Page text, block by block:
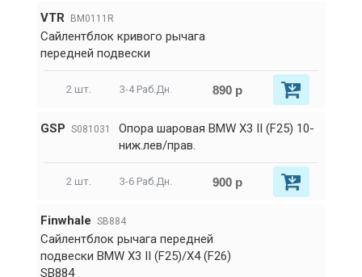
VTR BM0111R
Сайлентблок кривого рычага
передней подвески
2 шт. 3-4 Раб.Дн. 890 р
GSP S081031
Опора шаровая BMW X3 II (F25) 10-
ниж.лев/прав.
2 шт. 3-6 Раб.Дн. 900 р
Finwhale SB884
Сайлентблок рычага передней
подвески BMW X3 II (F25)/X4 (F26)
SB884